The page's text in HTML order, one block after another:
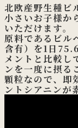
北欧産野生種ビ
小さいお子様か
いただけます。
原料であるビル
含有）を1日
メントと比較し
ンを一度に摂る
顆粒なので、即
ントシアニンが